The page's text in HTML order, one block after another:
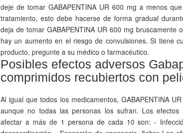
deje de tomar GABAPENTINA UR 600 mg a menos
tratamiento, esto debe hacerse de forma gradual
deja de tomar GABAPENTINA UR 600 mg
hay un aumento en el riesgo de convulsiones. Si tiene
producto, pregunte a su médico o farmacéutico.
Posibles efectos adversos
comprimidos recubiertos con
Al igual que todos los medicamentos, GABAPENTINA
aunque no todas las personas los sufran. Los
afectar a más de 1 persona de cada 10 son: -